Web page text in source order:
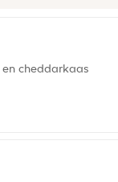
cheddarkaas